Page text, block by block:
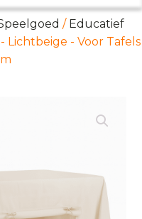
/ Educatief
Lichtbeige - Voor Tafels